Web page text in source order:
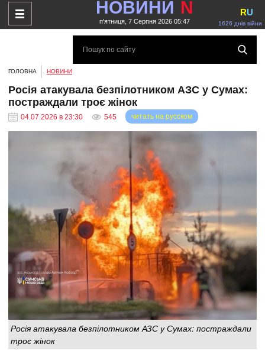
НОВИНИ N
п'ятниця, 7 Серпня 2026 05:47 1626 днів війни
RU
ГОЛОВНА НОВИНИ
Росія атакувала безпілотником АЗС у Сумах:
постраждали троє жінок
04.07.2026 в 23:30 545 читать на русском
Росія атакувала безпілотником АЗС у Сумах: постраждали
троє жінок